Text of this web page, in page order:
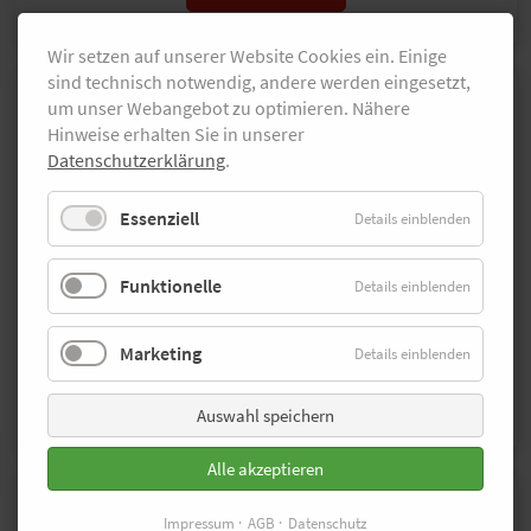
Meister mit Fleißkärtchen
Hendrik Pfeiffer
Mit insgesamt fünf gefinishten Marathons
ist der Wattenscheider, der in Hannover
2022 Deutscher Meister wurde, der
fleißigste Wettkämpfer unter den besten
deutschen Marathonläufern. Bei der EM
in München gewann er Teamsilber.
mehr erfahren
Wir setzen auf unserer Website Cookies ein. Einige
sind technisch notwendig, andere werden eingesetzt,
um unser Webangebot zu optimieren. Nähere
Hinweise erhalten Sie in unserer
Datenschutzerklärung.
Essenziell Details einblenden
Funktionelle Details einblenden
Marketing Details einblenden
Auswahl speichern
Alle akzeptieren
Impressum AGB Datenschutz